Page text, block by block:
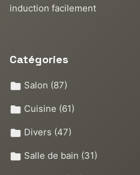
induction facilement
Catégories
Salon (87)
Cuisine (61)
Divers (47)
Salle de bain (31)